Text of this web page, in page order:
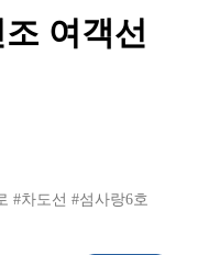
여객선
#차도선 #섬사랑6호